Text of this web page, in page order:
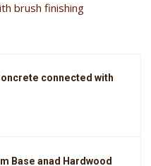
brush finishing
connected with
Base anad Hardwood